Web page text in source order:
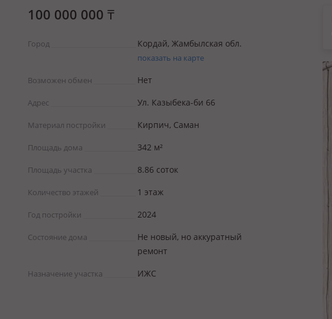
100 000 000 ₸
Город Кордай, Жамбылская обл.
показать на карте
Возможен обмен Нет
Адрес Ул. Казыбека-би 66
Материал постройки Кирпич, Саман
Площадь дома 342 м²
Площадь участка 8.86 соток
Количество этажей 1 этаж
Год постройки 2024
Состояние дома
Не новый, но аккуратный
ремонт
Назначение участка ИЖС